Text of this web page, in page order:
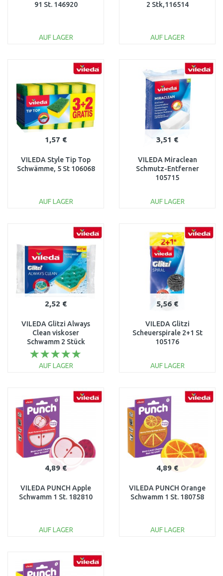
91 St. 146920
AUF LAGER
WARENKORB
2 Stk,116514
AUF LAGER
WARENKORB
Vergleichen
1,57 €
VILEDA Style Tip Top
Schwämme, 5 St 106068
AUF LAGER
WARENKORB
3,51 €
VILEDA Miraclean
Schmutz-Entferner
105715
AUF LAGER
WARENKORB
Vergleichen
2,52 €
VILEDA Glitzi Always
Clean viskoser
Schwamm 2 Stück
168528
AUF LAGER
WARENKORB
Vergleichen
5,56 €
VILEDA Glitzi
Scheuerspirale 2+1 St
105176
AUF LAGER
WARENKORB
Vergleichen
4,89 €
VILEDA PUNCH Apple
Schwamm 1 St. 182810
AUF LAGER
WARENKORB
Vergleichen
4,89 €
VILEDA PUNCH Orange
Schwamm 1 St. 180758
AUF LAGER